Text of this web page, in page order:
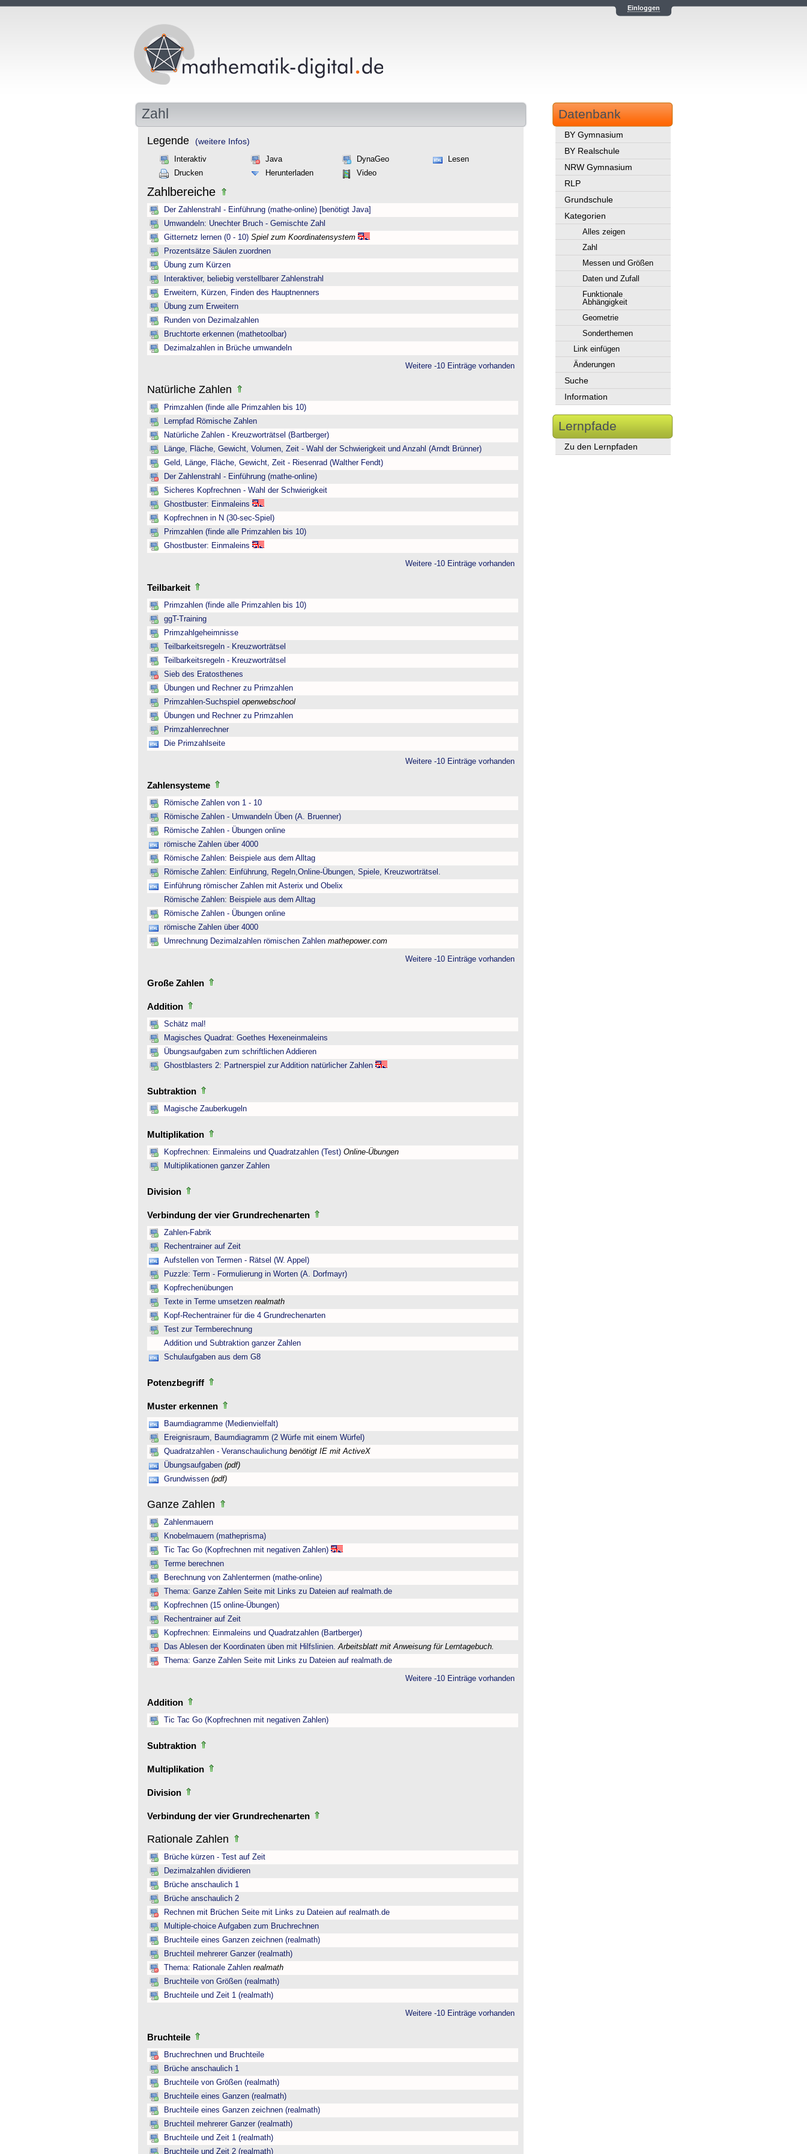
Einloggen
Zahl
Legende (weitere Infos)
Interaktiv Java DynaGeo
Lesen
Drucken
Herunterladen Video
Zahlbereiche
Der Zahlenstrahl - Einführung (mathe-online) [benötigt Java]
Umwandeln: Unechter Bruch - Gemischte Zahl
Gitternetz lernen (0 - 10) Spiel zum Koordinatensystem
Prozentsätze Säulen zuordnen
Übung zum Kürzen
Interaktiver, beliebig verstellbarer Zahlenstrahl
Erweitern, Kürzen, Finden des Hauptnenners
Übung zum Erweitern
Runden von Dezimalzahlen
Bruchtorte erkennen (mathetoolbar)
Dezimalzahlen in Brüche umwandeln
Weitere -10 Einträge vorhanden
Natürliche Zahlen
Primzahlen (finde alle Primzahlen bis 10)
Lernpfad Römische Zahlen
Natürliche Zahlen - Kreuzworträtsel (Bartberger)
Länge, Fläche, Gewicht, Volumen, Zeit - Wahl der Schwierigkeit und Anzahl (Arndt Brünner)
Geld, Länge, Fläche, Gewicht, Zeit - Riesenrad (Walther Fendt)
Der Zahlenstrahl - Einführung (mathe-online)
Sicheres Kopfrechnen - Wahl der Schwierigkeit
Ghostbuster: Einmaleins
Kopfrechnen in N (30-sec-Spiel)
Primzahlen (finde alle Primzahlen bis 10)
Ghostbuster: Einmaleins
Weitere -10 Einträge vorhanden
Teilbarkeit
Primzahlen (finde alle Primzahlen bis 10)
ggT-Training
Primzahlgeheimnisse
Teilbarkeitsregeln - Kreuzworträtsel
Teilbarkeitsregeln - Kreuzworträtsel
Sieb des Eratosthenes
Übungen und Rechner zu Primzahlen
Primzahlen-Suchspiel openwebschool
Übungen und Rechner zu Primzahlen
Primzahlenrechner
Die Primzahlseite
Weitere -10 Einträge vorhanden
Zahlensysteme
Römische Zahlen von 1 - 10
Römische Zahlen - Umwandeln Üben (A. Bruenner)
Römische Zahlen - Übungen online
römische Zahlen über 4000
Römische Zahlen: Beispiele aus dem Alltag
Römische Zahlen: Einführung, Regeln,Online-Übungen, Spiele, Kreuzworträtsel.
Einführung römischer Zahlen mit Asterix und Obelix
Römische Zahlen: Beispiele aus dem Alltag
Römische Zahlen - Übungen online
römische Zahlen über 4000
Umrechnung Dezimalzahlen römischen Zahlen mathepower.com
Weitere -10 Einträge vorhanden
Große Zahlen
Addition
Schätz mal!
Magisches Quadrat: Goethes Hexeneinmaleins
Übungsaufgaben zum schriftlichen Addieren
Ghostblasters 2: Partnerspiel zur Addition natürlicher Zahlen
Subtraktion
Magische Zauberkugeln
Multiplikation
Kopfrechnen: Einmaleins und Quadratzahlen (Test) Online-Übungen
Multiplikationen ganzer Zahlen
Division
Verbindung der vier Grundrechenarten
Zahlen-Fabrik
Rechentrainer auf Zeit
Aufstellen von Termen - Rätsel (W. Appel)
Puzzle: Term - Formulierung in Worten (A. Dorfmayr)
Kopfrechenübungen
Texte in Terme umsetzen realmath
Kopf-Rechentrainer für die 4 Grundrechenarten
Test zur Termberechnung
Addition und Subtraktion ganzer Zahlen
Schulaufgaben aus dem G8
Potenzbegriff
Muster erkennen
Baumdiagramme (Medienvielfalt)
Ereignisraum, Baumdiagramm (2 Würfe mit einem Würfel)
Quadratzahlen - Veranschaulichung benötigt IE mit ActiveX
Übungsaufgaben (pdf)
Grundwissen (pdf)
Ganze Zahlen
Zahlenmauern
Knobelmauern (matheprisma)
Tic Tac Go (Kopfrechnen mit negativen Zahlen)
Terme berechnen
Berechnung von Zahlentermen (mathe-online)
Thema: Ganze Zahlen Seite mit Links zu Dateien auf realmath.de
Kopfrechnen (15 online-Übungen)
Rechentrainer auf Zeit
Kopfrechnen: Einmaleins und Quadratzahlen (Bartberger)
Das Ablesen der Koordinaten üben mit Hilfslinien. Arbeitsblatt mit Anweisung für Lerntagebuch.
Thema: Ganze Zahlen Seite mit Links zu Dateien auf realmath.de
Weitere -10 Einträge vorhanden
Addition
Tic Tac Go (Kopfrechnen mit negativen Zahlen)
Subtraktion
Multiplikation
Division
Verbindung der vier Grundrechenarten
Rationale Zahlen
Brüche kürzen - Test auf Zeit
Dezimalzahlen dividieren
Brüche anschaulich 1
Brüche anschaulich 2
Rechnen mit Brüchen Seite mit Links zu Dateien auf realmath.de
Multiple-choice Aufgaben zum Bruchrechnen
Bruchteile eines Ganzen zeichnen (realmath)
Bruchteil mehrerer Ganzer (realmath)
Thema: Rationale Zahlen realmath
Bruchteile von Größen (realmath)
Bruchteile und Zeit 1 (realmath)
Weitere -10 Einträge vorhanden
Bruchteile
Bruchrechnen und Bruchteile
Brüche anschaulich 1
Bruchteile von Größen (realmath)
Bruchteile eines Ganzen (realmath)
Bruchteile eines Ganzen zeichnen (realmath)
Bruchteil mehrerer Ganzer (realmath)
Bruchteile und Zeit 1 (realmath)
Bruchteile und Zeit 2 (realmath)
Datenbank
BY Gymnasium
BY Realschule
NRW Gymnasium
RLP
Grundschule
Kategorien
Alles zeigen
Zahl
Messen und Größen
Daten und Zufall
Funktionale
Abhängigkeit
Geometrie
Sonderthemen
Link einfügen
Änderungen
Suche
Information
Lernpfade
Zu den Lernpfaden